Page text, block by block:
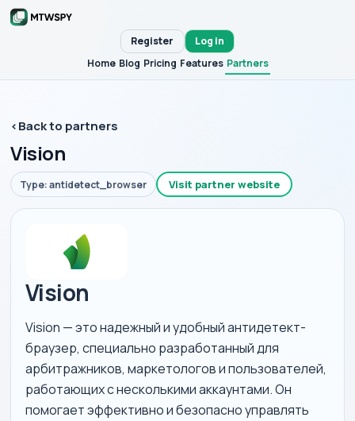
Home Blog Pricing Features Partners
Register Log in
‹Back to partners
Vision
Type: antidetect_browser Visit partner website
Vision
Vision — это надежный и удобный антидетект-
браузер, специально разработанный для
арбитражников, маркетологов и пользователей,
работающих с несколькими аккаунтами. Он
помогает эффективно и безопасно управлять